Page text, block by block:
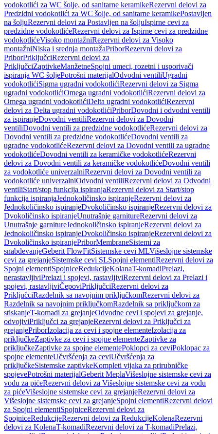
vodokotlići za WC šolje, od sanitarne keramikeRezervni delovi za
Predzidni vodokotlići za WC šolje, od sanitarne keramikePostavljen
na šoljuRezervni delovi za Postavljen na šoljuIspirne cevi za
predzidne vodokotlićeRezervni delovi za Ispirne cevi za predzidne
vodokotlićeVisoko montažniRezervni delovi za Visoko
montažniNiska i srednja montažaPriborRezervni delovi za
PriborPriključciRezervni delovi za
PriključciZaptivkeManžetneSpojni umeci, rozetni i usporivači
ispiranja WC šoljePotrošni materijalOdvodni ventiliUgradni
vodokotlićiSigma ugradni vodokotlićiRezervni delovi za Sigma
ugradni vodokotlićiOmega ugradni vodokotlićiRezervni delovi za
Omega ugradni vodokotlićiDelta ugradni vodokotlićiRezervni
delovi za Delta ugradni vodokotlićiPriborDovodni i odvodni ventili
za ispiranjeDovodni ventiliRezervni delovi za Dovodni
ventiliDovodni ventili za predzidne vodokotlićeRezervni delovi za
Dovodni ventili za predzidne vodokotlićeDovodni ventili za
ugradne vodokotlićeRezervni delovi za Dovodni ventili za ugradne
vodokotlićeDovodni ventili za keramičke vodokotlićeRezervni
delovi za Dovodni ventili za keramičke vodokotlićeDovodni ventili
za vodokotliće univerzalniRezervni delovi za Dovodni ventili za
vodokotliće univerzalniOdvodni ventiliRezervni delovi za Odvodni
ventiliStart/stop funkcija ispiranjaRezervni delovi za Start/stop
funkcija ispiranjaJednokoličinsko ispiranjeRezervni delovi za
Jednokoličinsko ispiranjeDvokoličinsko ispiranjeRezervni delovi za
Dvokoličinsko ispiranjeUnutrašnje garnitureRezervni delovi za
Unutrašnje garnitureJednokoličinsko ispiranjeRezervni delovi za
Jednokoličinsko ispiranjeDvokoličinsko ispiranjeRezervni delovi za
Dvokoličinsko ispiranjePriborMembraneSistemi za
snabdevanjeGeberit FlowFitSistemske cevi MLVišeslojne sistemske
cevi za grejanjeSistemske cevi SLSpojni elementiRezervni delovi za
Spojni elementiSpojniceRedukcijeKolanaT-komadiPrelazi,
nerastavljiviPrelazi i spojevi, rastavljiviRezervni delovi za Prelazi i
spojevi, rastavljiviČepoviPriključciRezervni delovi za
PriključciRazdelnik sa navojnim priključkomRezervni delovi za
Razdelnik sa navojnim priključkomRazdelnik sa priključkom za
stiskanjeT-komadi za grejanjeOdvodne cevi i spojevi za grejanje,
odvojiviPriključci za grejanjeRezervni delovi za Priključci za
grejanjePriborIzolacija za cevi i spojne elementeIzolacija za
priključkeZaptivke za cevi i spojne elementeZaptivke za
priključkeZaptivke za spojne elementePoklopci za ceviPoklopac za
spojne elementeUčvršćenja za ceviUčvršćenja za
priključkeSistemske zaptivkeKompleti vijaka za prirubničke
spojevePotrošni materijalGeberit MeplaVišeslojne sistemske cevi za
vodu za pićeRezervni delovi za Višeslojne sistemske cevi za vodu
za pićeVišeslojne sistemske cevi za grejanjeRezervni delovi za
Višeslojne sistemske cevi za grejanjeSpojni elementiRezervni delovi
za Spojni elementiSpojniceRezervni delovi za
SpojniceRedukcijeRezervni delovi za RedukcijeKolenaRezervni
delovi za KolenaT-komadiRezervni delovi za T-komadiPrelazi,